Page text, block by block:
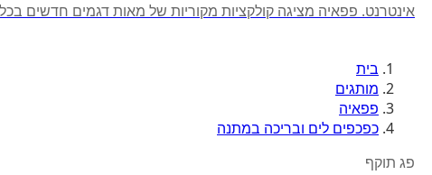
אינטרנט. פפאיה מציגה קולקציות מקוריות של מאות דגמים חדשים בכל
בית
מותגים
פפאיה
כפכפים לים ובריכה במתנה
פג תוקף